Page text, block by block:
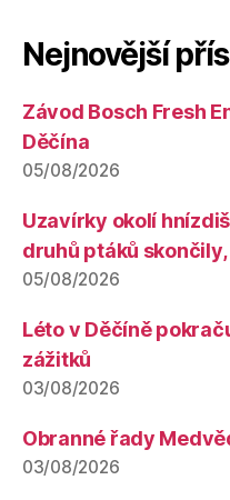
Nejnovější
Závod Bosch Fresh
Děčína
05/08/2026
Uzavírky okolí
druhů ptáků
05/08/2026
Léto v Děčíně
zážitků
03/08/2026
Obranné řady
03/08/2026